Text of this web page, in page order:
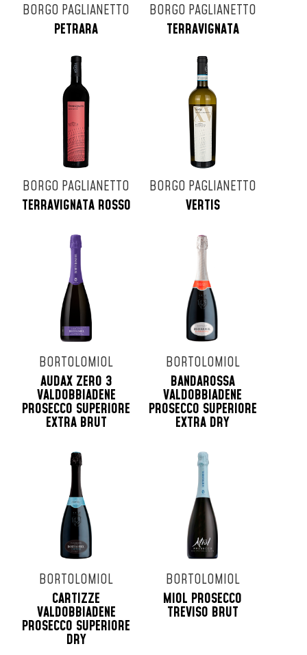
BORGO PAGLIANETTO
PETRARA
BORGO PAGLIANETTO
TERRAVIGNATA
BORGO PAGLIANETTO
TERRAVIGNATA ROSSO
BORGO PAGLIANETTO
VERTIS
BORTOLOMIOL
AUDAX ZERO 3
VALDOBBIADENE
PROSECCO SUPERIORE
EXTRA BRUT
BORTOLOMIOL
BANDAROSSA
VALDOBBIADENE
PROSECCO SUPERIORE
EXTRA DRY
BORTOLOMIOL
CARTIZZE
VALDOBBIADENE
PROSECCO SUPERIORE
DRY
BORTOLOMIOL
MIOL PROSECCO
TREVISO BRUT